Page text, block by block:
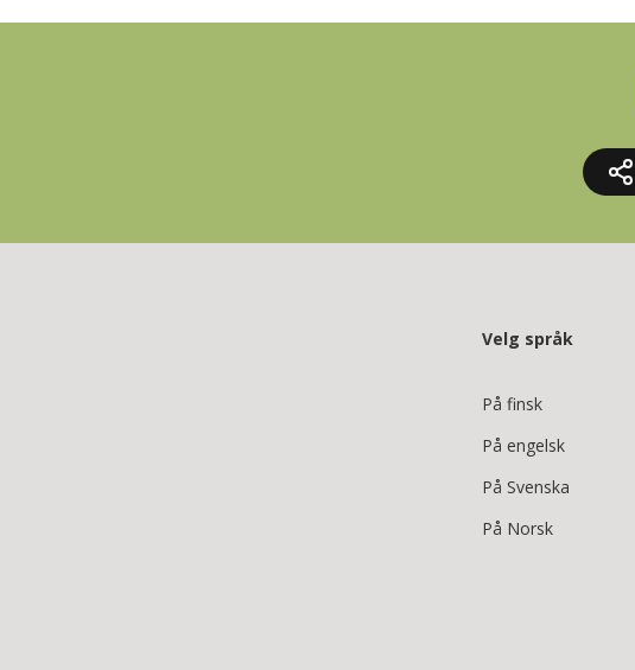
Velg språk
På finsk
På engelsk
På Svenska
På Norsk